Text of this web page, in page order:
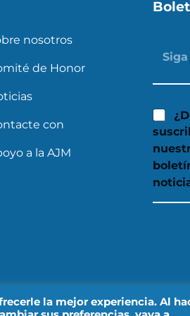
nosotros
de Honor
con
a la AJM
la mejor experiencia. Al